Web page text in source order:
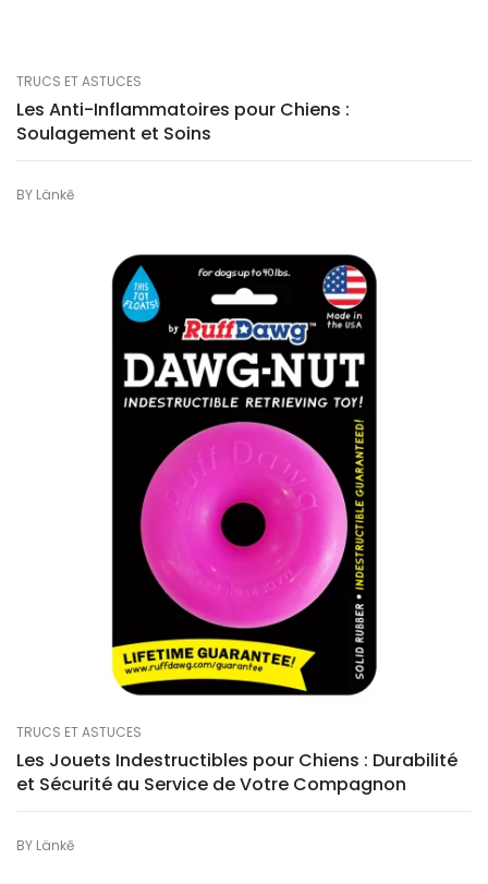
TRUCS ET ASTUCES
Les Anti-Inflammatoires pour Chiens :
Soulagement et Soins
BY Länkē
TRUCS ET ASTUCES
Les Jouets Indestructibles pour Chiens : Durabilité
et Sécurité au Service de Votre Compagnon
BY Länkē